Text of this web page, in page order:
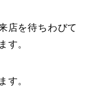
店を待ちわびて
す。
す。